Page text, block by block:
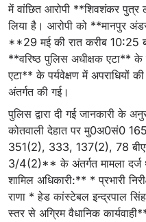
में वांछित आरोपी **शिवशंकर पुत्र
लिया है। आरोपी को **मानपुर
**29 मई की रात करीब 10:25
**वरिष्ठ पुलिस अधीक्षक एटा**
एटा** के पर्यवेक्षण में अपराधियों
अंतर्गत की गई।
पुलिस द्वारा दी गई जानकारी के
कोतवाली देहात पर मु0अ0सं0
351(2), 333, 137(2), 78
3/4(2)** के अंतर्गत मामला दर्ज
शामिल अधिकारी:** * प्रभारी
राणा * हेड कांस्टेबल इन्द्रपाल
स्तर से अग्रिम वैधानिक